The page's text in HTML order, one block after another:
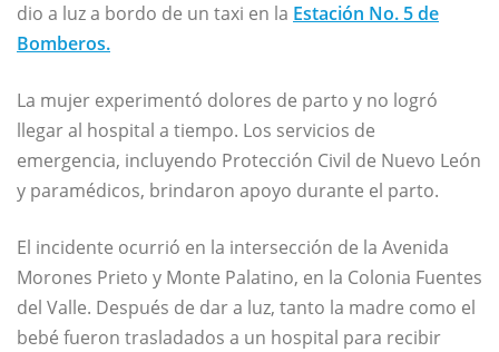
dio a luz a bordo de un taxi en la Estación No. 5 de
Bomberos.
La mujer experimentó dolores de parto y no logró
llegar al hospital a tiempo. Los servicios de
emergencia, incluyendo Protección Civil de Nuevo León
y paramédicos, brindaron apoyo durante el parto.
El incidente ocurrió en la intersección de la Avenida
Morones Prieto y Monte Palatino, en la Colonia Fuentes
del Valle. Después de dar a luz, tanto la madre como el
bebé fueron trasladados a un hospital para recibir